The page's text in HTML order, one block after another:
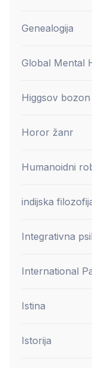
Genealogija
Global Mental
Higgsov bozon
Horor žanr
Humanoidni
indijska
Integrativna
International
Istina
Istorija